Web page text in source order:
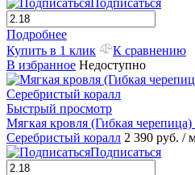
Подробнее
Купить в 1 клик
К сравнению
В избранное Недоступно
Быстрый просмотр
Мягкая кровля (Гибкая
Серебристый коралл 2 390 руб. /
Подписаться